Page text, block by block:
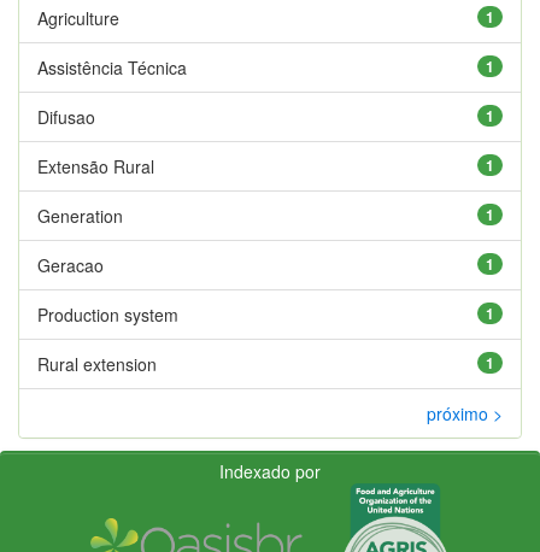
1
Agriculture
1
Assistência Técnica
1
Difusao
1
Extensão Rural
1
Generation
1
Geracao
1
Production system
1
Rural extension
próximo >
Indexado por